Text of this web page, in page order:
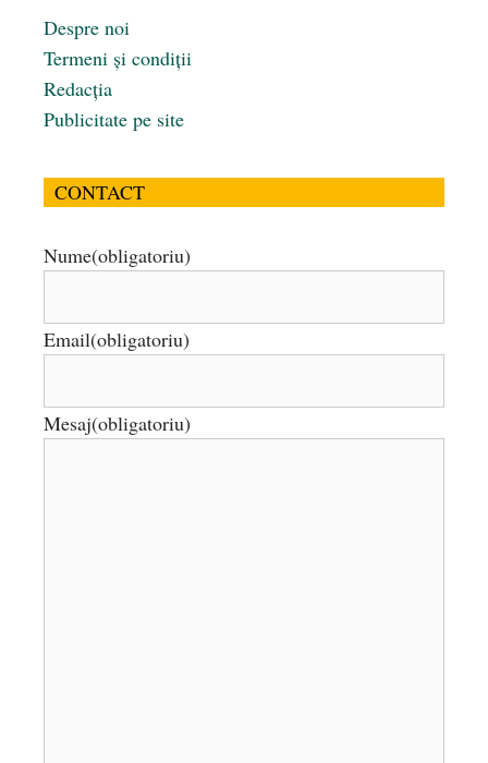
Despre noi
Termeni și condiții
Redacția
Publicitate pe site
CONTACT
Nume(obligatoriu)
Email(obligatoriu)
Mesaj(obligatoriu)